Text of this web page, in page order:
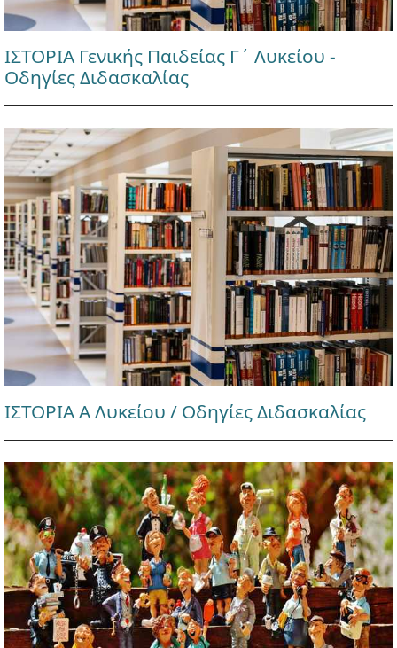
ΙΣΤΟΡΙΑ Γενικής Παιδείας Γ΄ Λυκείου -
Οδηγίες Διδασκαλίας
ΙΣΤΟΡΙΑ Α Λυκείου / Οδηγίες Διδασκαλίας